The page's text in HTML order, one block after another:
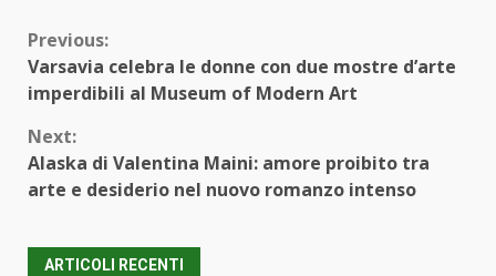
Continue
Reading
Previous:
Varsavia celebra le donne con due mostre d’arte
imperdibili al Museum of Modern Art
Next:
Alaska di Valentina Maini: amore proibito tra
arte e desiderio nel nuovo romanzo intenso
ARTICOLI RECENTI